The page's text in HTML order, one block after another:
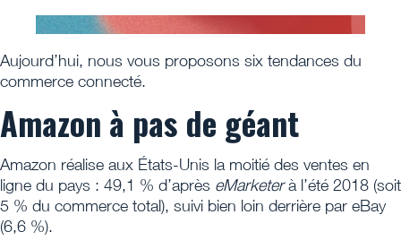
Aujourd’hui, nous vous proposons six tendances du
commerce connecté.
Amazon à pas de géant
Amazon réalise aux États-Unis la moitié des ventes en
ligne du pays : 49,1 % d’après eMarketerà l’été 2018 (soit
5 % du commerce total), suivi bien loin derrière par eBay
(6,6 %).